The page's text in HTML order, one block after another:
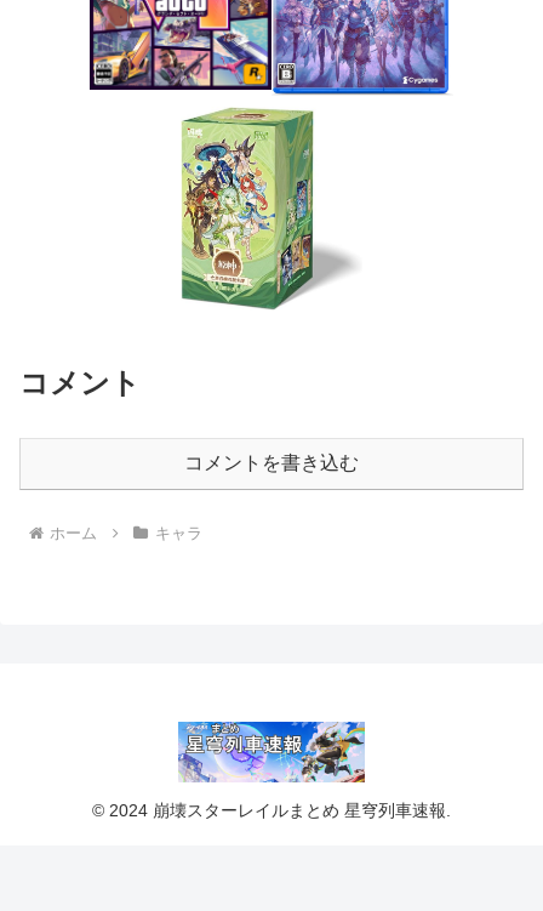
コメント
コメントを書き込む
ホーム キャラ
© 2024 崩壊スターレイルまとめ 星穹列車速報.